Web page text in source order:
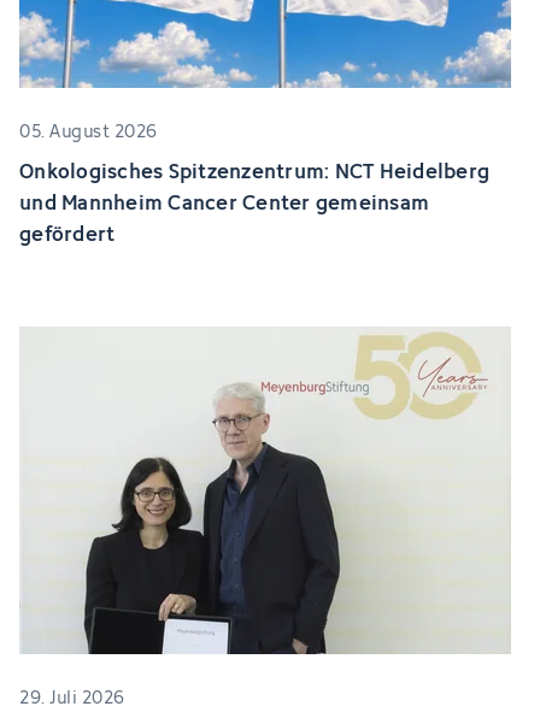
05. August 2026
Onkologisches Spitzenzentrum: NCT Heidelberg
und Mannheim Cancer Center gemeinsam
gefördert
29. Juli 2026